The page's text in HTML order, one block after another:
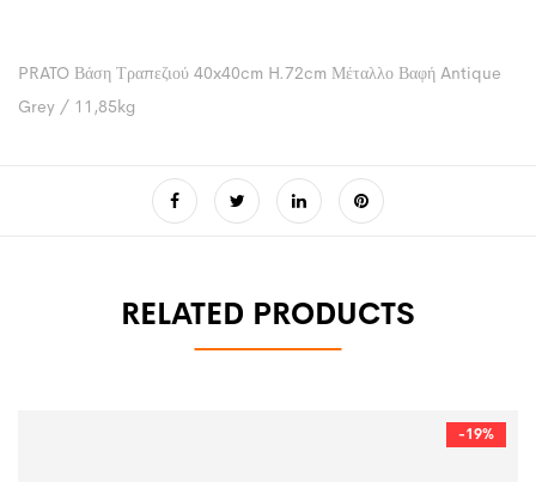
PRATO Βάση Τραπεζιού 40x40cm H.72cm Μέταλλο Βαφή Antique
Grey / 11,85kg
RELATED PRODUCTS
-19%